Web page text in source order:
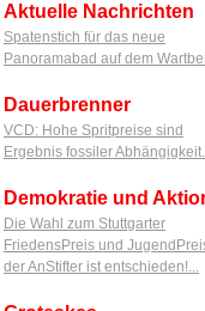
Aktuelle Nachrichten
Spatenstich für das neue
Panoramabad auf dem
Dauerbrenner
VCD: Hohe Spritpreise sind
Ergebnis fossiler
Demokratie und
Die Wahl zum Stuttgarter
FriedensPreis und
der AnStifter ist entschieden!...